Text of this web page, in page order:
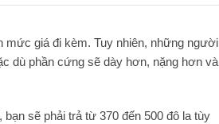
mức giá đi kèm. Tuy nhiên, những người
dù phần cứng sẽ dày hơn, nặng hơn và
sẽ phải trả từ 370 đến 500 đô la tùy